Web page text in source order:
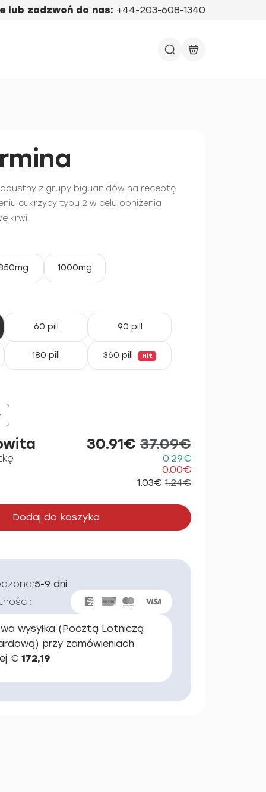
lub zadzwoń do nas: +44-203-608-1340
z grupy biguanidów na receptę
cukrzycy typu 2 w celu obniżenia
krwi.
1000mg
60 pill 90 pill
180 pill 360 pill Hit
30.91€ 37.09€
0.29€
0.00€
1.03€ 1.24€
Dodaj do koszyka
5-9 dni
wysyłka (Pocztą Lotniczą
przy zamówieniach
€ 172,19